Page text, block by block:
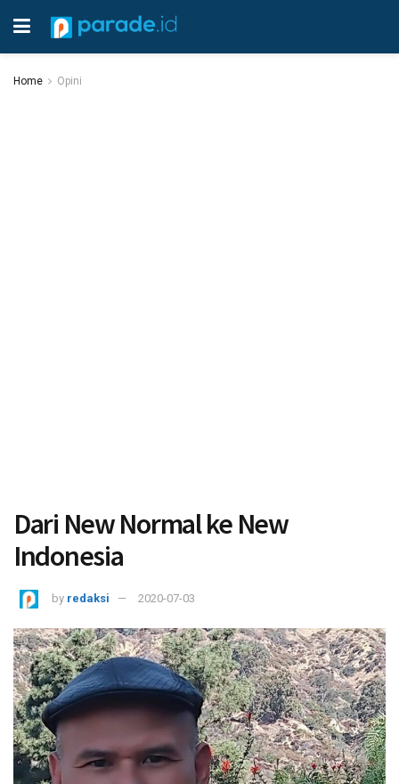
Home Opini
Dari New Normal ke New
Indonesia
by redaksi 2020-07-03